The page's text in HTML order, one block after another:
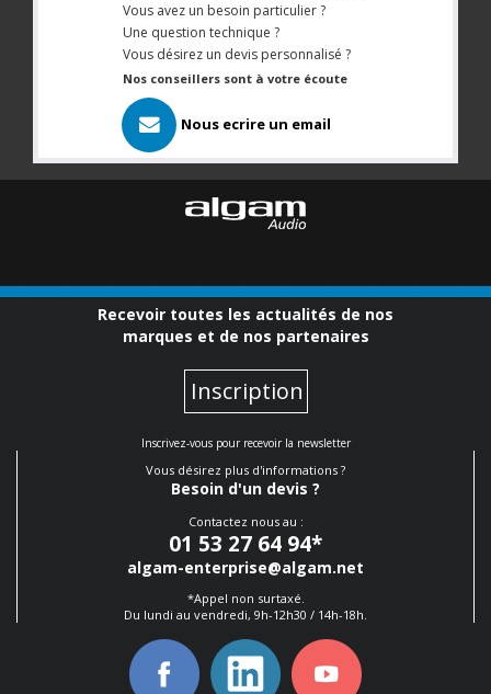
Vous avez un besoin particulier ?
Une question technique ?
Vous désirez un devis personnalisé ?
Nos conseillers sont à votre écoute
Nous ecrire un email
Recevoir toutes les actualités de nos
marques et de nos partenaires
Inscription
Inscrivez-vous pour recevoir la newsletter
Vous désirez plus d'informations ?
Besoin d'un devis ?
Contactez nous au :
01 53 27 64 94*
algam-enterprise@algam.net
*Appel non surtaxé.
Du lundi au vendredi, 9h-12h30 / 14h-18h.